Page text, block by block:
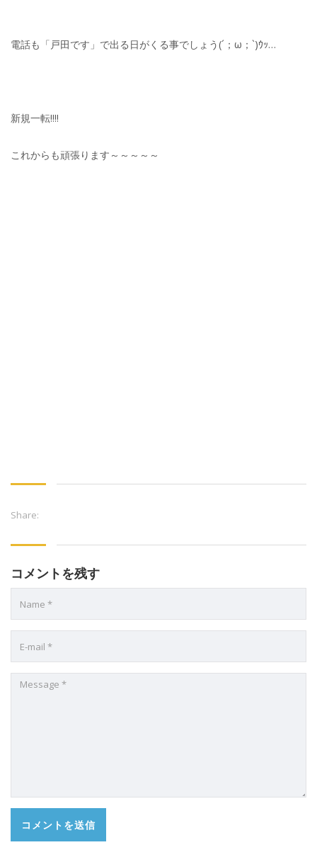
電話も「戸田です」で出る日がくる事でしょう(´；ω；`)ｳｯ…
新規一転!!!!
これからも頑張ります～～～～～
Share:
コメントを残す